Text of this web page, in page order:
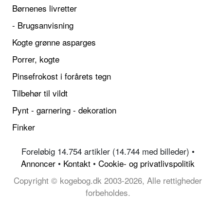
Børnenes livretter
- Brugsanvisning
Kogte grønne asparges
Porrer, kogte
Pinsefrokost i forårets tegn
Tilbehør til vildt
Pynt - garnering - dekoration
Finker
Foreløbig 14.754 artikler (14.744 med billeder) •
Annoncer • Kontakt • Cookie- og privatlivspolitik
Copyright © kogebog.dk 2003-2026, Alle rettigheder
forbeholdes.